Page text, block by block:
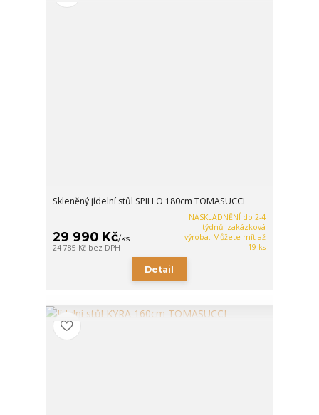
Skleněný jídelní stůl SPILLO 180cm TOMASUCCI
29 990 Kč/ks
24 785 Kč bez DPH
NASKLADNĚNÍ do 2-4
týdnů- zakázková
výroba. Můžete mít až
19 ks
Detail